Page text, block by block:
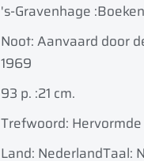
's-Gravenhage :
Noot: Aanvaard door
1969
93 p. :21 cm.
Trefwoord:
Land: NederlandTaal: